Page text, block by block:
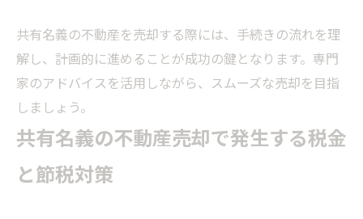
共有名義の不動産を売却する際には、手続きの流れを理
解し、計画的に進めることが成功の鍵となります。専門
家のアドバイスを活用しながら、スムーズな売却を目指
しましょう。
共有名義の不動産売却で発生する税金
と節税対策